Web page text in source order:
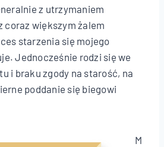
z utrzymaniem
coraz większym żalem
starzenia się mojego
Jednocześnie rodzi się we
i braku zgody na starość, na
poddanie się biegowi
M